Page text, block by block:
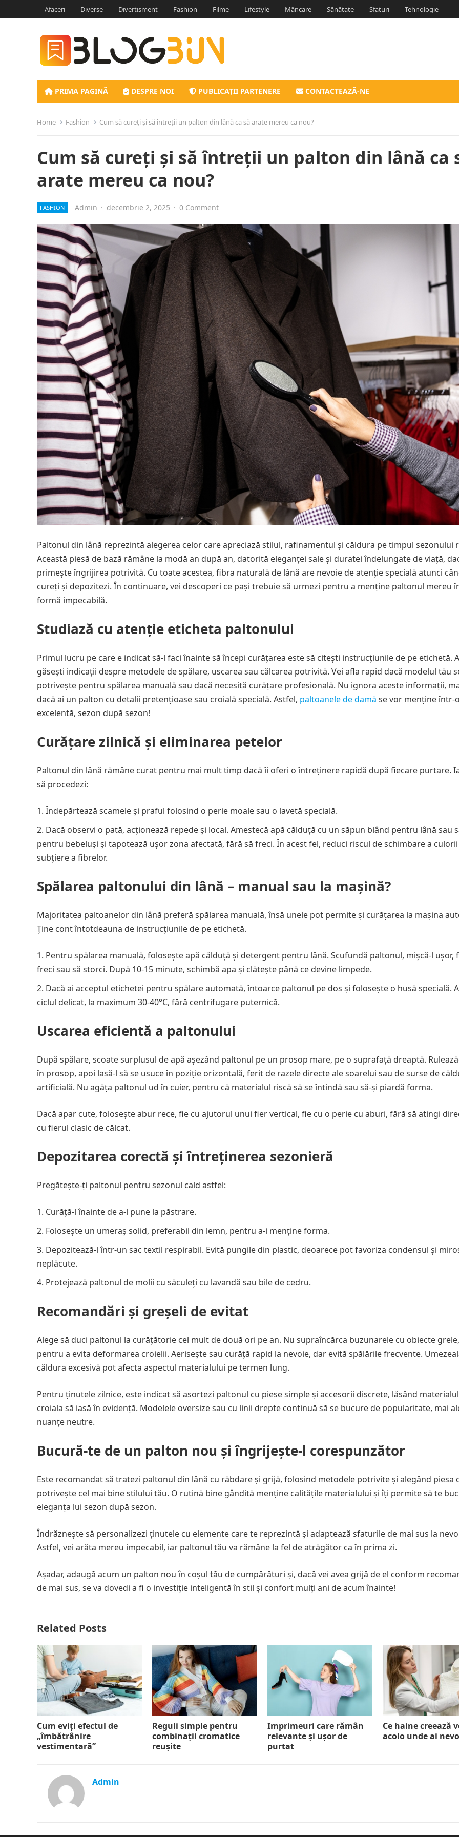
Afaceri Diverse Divertisment Fashion Filme Lifestyle Mâncare Sănătate Sfaturi Tehnologie
PRIMA PAGINĂ DESPRE NOI PUBLICAȚII PARTENERE CONTACTEAZĂ-NE
Home Fashion Cum să cureți și să întreții un palton din lână ca să arate mereu ca nou?
Cum să cureți și să întreții un palton din lână ca
arate mereu ca nou?
FASHION Admin · decembrie 2, 2025 · 0 Comment
Paltonul din lână reprezintă alegerea celor care apreciază stilul, rafinamentul și căldura pe timpul sezonului
Această piesă de bază rămâne la modă an după an, datorită eleganței sale și duratei îndelungate de viață,
primește îngrijirea potrivită. Cu toate acestea, fibra naturală de lână are nevoie de atenție specială atunci
cureți și depozitezi. În continuare, vei descoperi ce pași trebuie să urmezi pentru a menține paltonul mereu
formă impecabilă.
Studiază cu atenție eticheta paltonului
Primul lucru pe care e indicat să-l faci înainte să începi curățarea este să citești instrucțiunile de pe etichetă.
găsești indicații despre metodele de spălare, uscarea sau călcarea potrivită. Vei afla rapid dacă modelul tău
potrivește pentru spălarea manuală sau dacă necesită curățare profesională. Nu ignora aceste informații,
dacă ai un palton cu detalii pretențioase sau croială specială. Astfel, paltoanele de damă se vor menține într-
excelentă, sezon după sezon!
Curățare zilnică și eliminarea petelor
Paltonul din lână rămâne curat pentru mai mult timp dacă îi oferi o întreținere rapidă după fiecare purtare.
să procedezi:
Îndepărtează scamele și praful folosind o perie moale sau o lavetă specială.
Dacă observi o pată, acționează repede și local. Amestecă apă călduță cu un săpun blând pentru lână sau
pentru bebeluși și tapotează ușor zona afectată, fără să freci. În acest fel, reduci riscul de schimbare a
subțiere a fibrelor.
Spălarea paltonului din lână – manual sau la mașină?
Majoritatea paltoanelor din lână preferă spălarea manuală, însă unele pot permite și curățarea la mașina
Ține cont întotdeauna de instrucțiunile de pe etichetă.
Pentru spălarea manuală, folosește apă călduță și detergent pentru lână. Scufundă paltonul, mișcă-l ușor,
freci sau să storci. După 10-15 minute, schimbă apa și clătește până ce devine limpede.
Dacă ai acceptul etichetei pentru spălare automată, întoarce paltonul pe dos și folosește o husă specială.
ciclul delicat, la maximum 30-40°C, fără centrifugare puternică.
Uscarea eficientă a paltonului
După spălare, scoate surplusul de apă așezând paltonul pe un prosop mare, pe o suprafață dreaptă.
în prosop, apoi lasă-l să se usuce în poziție orizontală, ferit de razele directe ale soarelui sau de surse de
artificială. Nu agăța paltonul ud în cuier, pentru că materialul riscă să se întindă sau să-și piardă forma.
Dacă apar cute, folosește abur rece, fie cu ajutorul unui fier vertical, fie cu o perie cu aburi, fără să atingi
cu fierul clasic de călcat.
Depozitarea corectă și întreținerea sezonieră
Pregătește-ți paltonul pentru sezonul cald astfel:
Curăță-l înainte de a-l pune la păstrare.
Folosește un umeraș solid, preferabil din lemn, pentru a-i menține forma.
Depozitează-l într-un sac textil respirabil. Evită pungile din plastic, deoarece pot favoriza condensul și
neplăcute.
Protejează paltonul de molii cu săculeți cu lavandă sau bile de cedru.
Recomandări și greșeli de evitat
Alege să duci paltonul la curățătorie cel mult de două ori pe an. Nu supraîncărca buzunarele cu obiecte grele,
pentru a evita deformarea croielii. Aerisește sau curăță rapid la nevoie, dar evită spălările frecvente.
căldura excesivă pot afecta aspectul materialului pe termen lung.
Pentru ținutele zilnice, este indicat să asortezi paltonul cu piese simple și accesorii discrete, lăsând
croiala să iasă în evidență. Modelele oversize sau cu linii drepte continuă să se bucure de popularitate, mai
nuanțe neutre.
Bucură-te de un palton nou și îngrijește-l corespunzător
Este recomandat să tratezi paltonul din lână cu răbdare și grijă, folosind metodele potrivite și alegând piesa
potrivește cel mai bine stilului tău. O rutină bine gândită menține calitățile materialului și îți permite să te
eleganța lui sezon după sezon.
Îndrăznește să personalizezi ținutele cu elemente care te reprezintă și adaptează sfaturile de mai sus la
Astfel, vei arăta mereu impecabil, iar paltonul tău va rămâne la fel de atrăgător ca în prima zi.
Așadar, adaugă acum un palton nou în coșul tău de cumpărături și, dacă vei avea grijă de el conform
de mai sus, se va dovedi a fi o investiție inteligentă în stil și confort mulți ani de acum înainte!
Related Posts
Cum eviți efectul de
„îmbătrânire
vestimentară”
Reguli simple pentru
combinații cromatice
reușite
Imprimeuri care rămân
relevante și ușor de
purtat
Ce haine creează
acolo unde ai
Admin